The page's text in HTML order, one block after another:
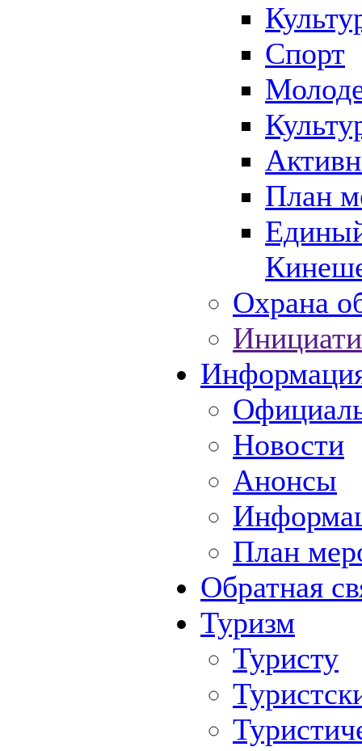
Спорт
План
Охрана
Новости
Анонсы
План
Обратная
Туризм
Туристу